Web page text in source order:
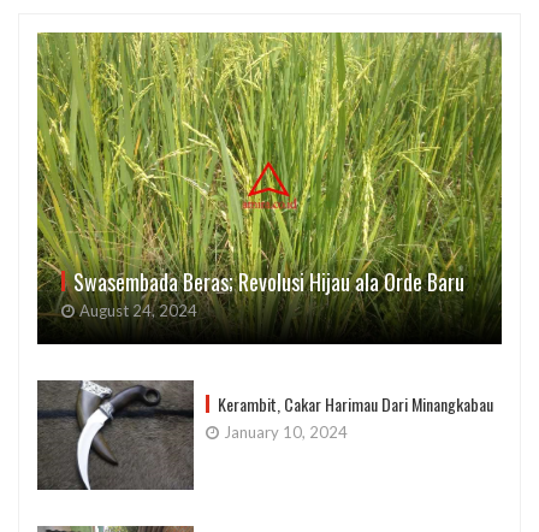
Swasembada Beras; Revolusi Hijau ala Orde Baru
August 24, 2024
Kerambit, Cakar Harimau Dari Minangkabau
January 10, 2024